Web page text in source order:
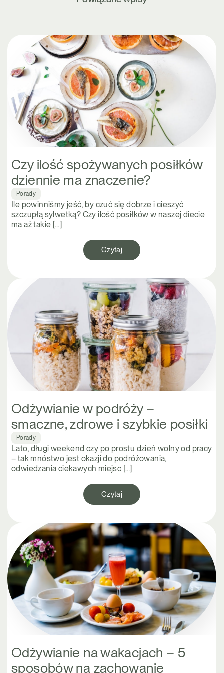
Czy ilość spożywanych posiłków
dziennie ma znaczenie?
Porady
Ile powinniśmy jeść, by czuć się dobrze i cieszyć
szczupłą sylwetką? Czy ilość posiłków w naszej diecie
ma aż takie […]
Czytaj
Odżywianie w podróży –
smaczne, zdrowe i szybkie posiłki
Porady
Lato, długi weekend czy po prostu dzień wolny od pracy
– tak mnóstwo jest okazji do podróżowania,
odwiedzania ciekawych miejsc […]
Czytaj
Odżywianie na wakacjach – 5
sposobów na zachowanie